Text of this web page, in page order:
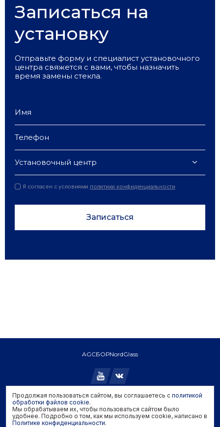
Записаться на
установку
Отправьте форму и специалист установочного
центра свяжется с вами, чтобы назначить
время замены стекла.
Установочный центр
Я согласен с условиями политики конфиденциальности
Записаться
AGCБОРNordGlass
Copyright © 2026 AGC. All rights reserved.
Политика конфиденциальности
Политика обработки файлов cookie
Продолжая пользоваться сайтом, вы соглашаетесь с политикой
обработки файлов cookie.
Мы обрабатываем их, чтобы пользоваться сайтом было
удобнее. Подробно о том, как мы используем cookie, написано в
Политике конфиденциальности.